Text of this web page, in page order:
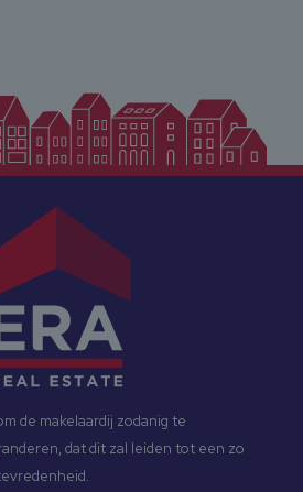
de makelaardij zodanig te
dat dit zal leiden tot een zo